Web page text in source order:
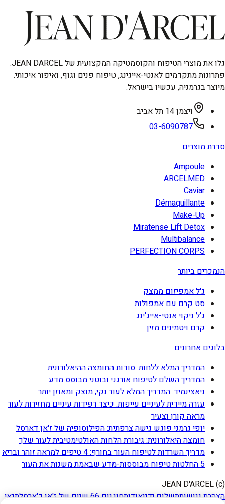
גלו את מוצרי הטיפוח והקוסמטיקה המקצועית של JEAN DARCEL.
פתרונות מתקדמים לאנטי-אייגינג, טיפוח פנים וגוף, ואיפור איכותי.
מיוצר בגרמניה, עכשיו בישראל.
ויצמן 14 תל אביב
03-6090787
סדרת מוצרים
Ampoule
ARCELMED
Caviar
Démaquillante
Make-Up
Miratense Lift Detox
Multibalance
PERFECTION CORPS
הנמכרים ביותר
ג'ל אמפיזום ממצק
סט קרם עם אמפולות
ג'ל ניקוי אנטי-אייג'ינג
קרם ויטמינים מזין
בלוגים אחרונים
המדריך המלא ללחות: סודות החומצה ההיאלורונית
המדריך השלם לטיפוח אורגני ובוטני מבוסס מדע
ניאצינמיד: המדריך המלא לעור נקי, מוצק ומאוזן יותר
עזרה מיידית לעיניים עייפות: כיצד רפידות עיניים מחזירות לעור
מראה קורן וצעיר
יופי גרמני פוגש גישה צרפתית: הפילוסופיה של ז'אן דארסל
חומצה היאלורונית: גיבורת הלחות האולטימטיבית לעור שלך
מדריך השרדות לטיפוח העור בחורף: 4 טיפים למראה זוהר ובריא
5 החלטות טיפוח מבוססות-מדע שבאמת משנות את העור
(c) JEAN D'ARCEL
הצהרת נגישותתשלום ידניאודותחוגגים 66 שנים של ז'אן ד'ארסל
תנאי